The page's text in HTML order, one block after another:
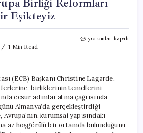
Birliği Reformları
Eşikteyiz
1 Min Read
Lagarde:
Kritik
Bir
Eşikteyiz
için
yorumlar kapalı
(ECB) Başkanı Christine Lagarde,
birliklerinin temellerini
cesur adımlar atma çağrısında
Almanya’da gerçekleştirdiği
kurumsal yapısındaki
az hoşgörülü bir ortamda bulunduğunu